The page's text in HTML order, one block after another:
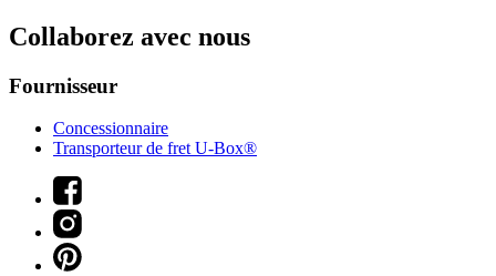
Collaborez avec nous
Fournisseur
Concessionnaire
Transporteur de fret U-Box®